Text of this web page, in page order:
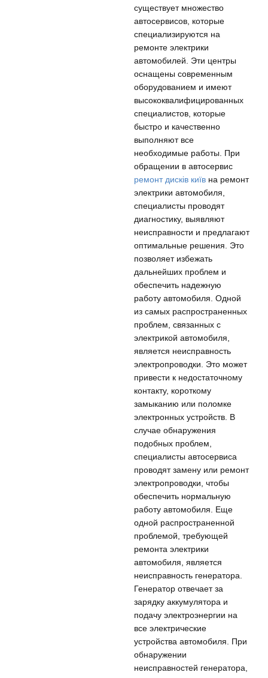
существует множество
автосервисов, которые
специализируются на
ремонте электрики
автомобилей. Эти центры
оснащены современным
оборудованием и имеют
высококвалифицированных
специалистов, которые
быстро и качественно
выполняют все
необходимые работы. При
обращении в автосервис
ремонт дисків київ на ремонт
электрики автомобиля,
специалисты проводят
диагностику, выявляют
неисправности и предлагают
оптимальные решения. Это
позволяет избежать
дальнейших проблем и
обеспечить надежную
работу автомобиля. Одной
из самых распространенных
проблем, связанных с
электрикой автомобиля,
является неисправность
электропроводки. Это может
привести к недостаточному
контакту, короткому
замыканию или поломке
электронных устройств. В
случае обнаружения
подобных проблем,
специалисты автосервиса
проводят замену или ремонт
электропроводки, чтобы
обеспечить нормальную
работу автомобиля. Еще
одной распространенной
проблемой, требующей
ремонта электрики
автомобиля, является
неисправность генератора.
Генератор отвечает за
зарядку аккумулятора и
подачу электроэнергии на
все электрические
устройства автомобиля. При
обнаружении
неисправностей генератора,